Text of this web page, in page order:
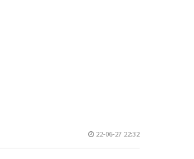
22-06-27 22:32